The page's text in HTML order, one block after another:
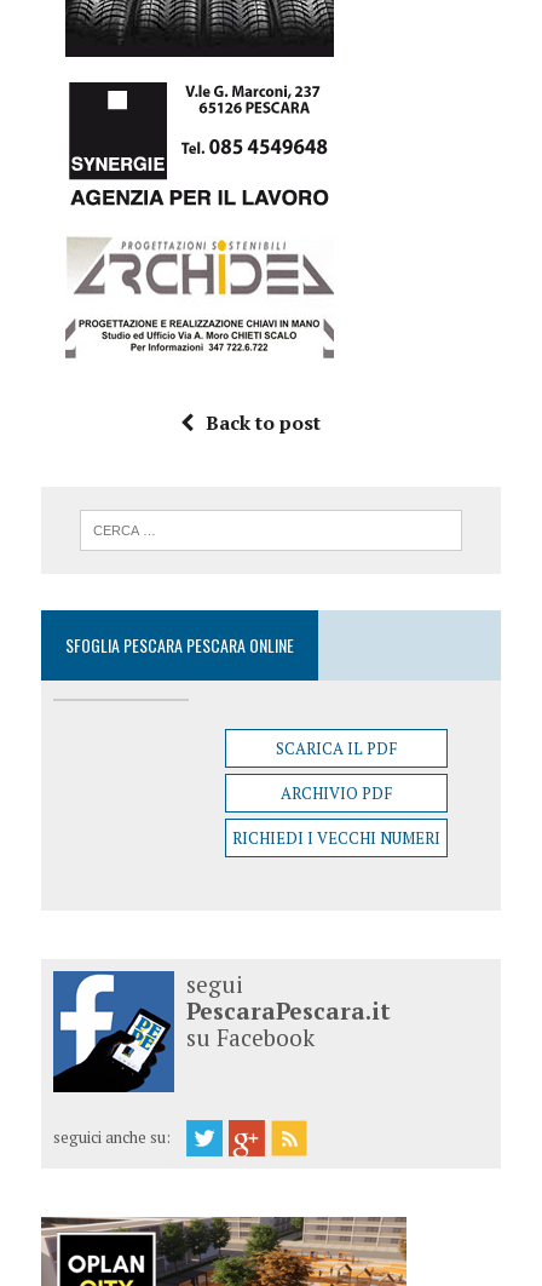
Back to post
SFOGLIA PESCARA PESCARA ONLINE
SCARICA IL PDF
ARCHIVIO PDF
RICHIEDI I VECCHI NUMERI
segui
PescaraPescara.it
su Facebook
seguici anche su: